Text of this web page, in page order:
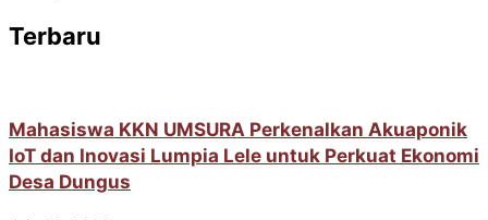
Terbaru
Mahasiswa KKN UMSURA Perkenalkan Akuaponik
IoT dan Inovasi Lumpia Lele untuk Perkuat Ekonomi
Desa Dungus